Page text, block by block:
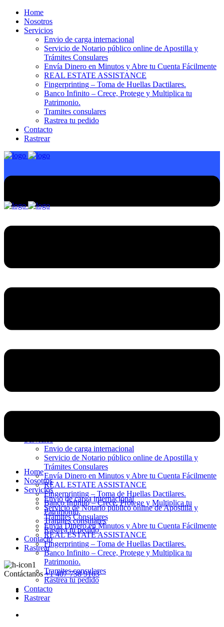
Home
Nosotros
Servicios
Envio de carga internacional
Servicio de Notario público online de Apostilla y
Trámites Consulares
Envía Dinero en Minutos y Abre tu Cuenta Fácilmente
REAL ESTATE ASSISTANCE
Fingerprinting – Toma de Huellas Dactilares.
Banco Infinito – Crece, Protege y Multiplica tu
Patrimonio.
Tramites consulares
Rastrea tu pedido
Contacto
Rastrear
Envio de carga internacional
Servicio de Notario público online de Apostilla y
Trámites Consulares
Envía Dinero en Minutos y Abre tu Cuenta Fácilmente
REAL ESTATE ASSISTANCE
Fingerprinting – Toma de Huellas Dactilares.
Banco Infinito – Crece, Protege y Multiplica tu
Patrimonio.
Tramites consulares
Rastrea tu pedido
Contacto
Rastrear
Contáctanos +1 407 738 9163
Home
Nosotros
Servicios
Envio de carga internacional
Servicio de Notario público online de Apostilla y
Trámites Consulares
Envía Dinero en Minutos y Abre tu Cuenta Fácilmente
REAL ESTATE ASSISTANCE
Fingerprinting – Toma de Huellas Dactilares.
Banco Infinito – Crece, Protege y Multiplica tu
Patrimonio.
Tramites consulares
Rastrea tu pedido
Contacto
Rastrear